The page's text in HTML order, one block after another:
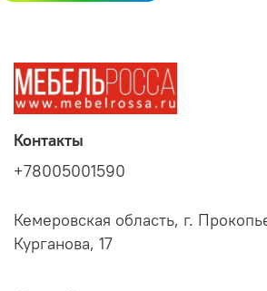
Контакты
+78005001590
Кемеровская область, г.
Курганова, 17